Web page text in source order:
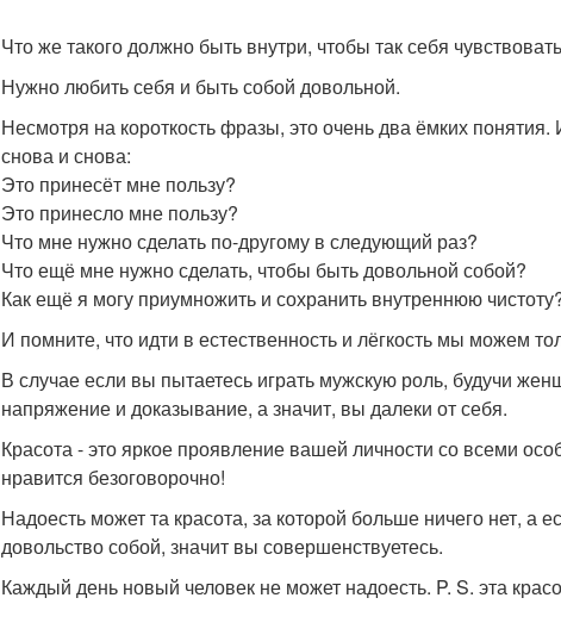
Что же такого должно быть внутри, чтобы так себя
Нужно любить себя и быть собой довольной.
Несмотря на короткость фразы, это очень два ёмких
снова и снова:
Это принесёт мне пользу?
Это принесло мне пользу?
Что мне нужно сделать по-другому в следующий раз?
Что ещё мне нужно сделать, чтобы быть довольной собой?
Как ещё я могу приумножить и сохранить внутреннюю
И помните, что идти в естественность и лёгкость мы можем
В случае если вы пытаетесь играть мужскую роль, будучи
напряжение и доказывание, а значит, вы далеки от себя.
Красота - это яркое проявление вашей личности со всеми
нравится безоговорочно!
Надоесть может та красота, за которой больше ничего нет, а
довольство собой, значит вы совершенствуетесь.
Каждый день новый человек не может надоесть. P. S. эта